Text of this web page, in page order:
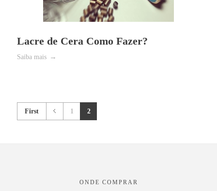
Lacre de Cera Como Fazer?
Saiba mais
First 1 2
ONDE COMPRAR